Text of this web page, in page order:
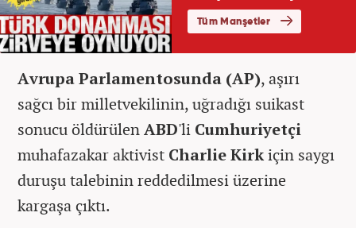
Avrupa Parlamentosunda (AP), aşırı
sağcı bir milletvekilinin, uğradığı suikast
sonucu öldürülenABD'li Cumhuriyetçi
muhafazakar aktivist Charlie Kirkiçin saygı
duruşu talebinin reddedilmesi üzerine
kargaşa çıktı.